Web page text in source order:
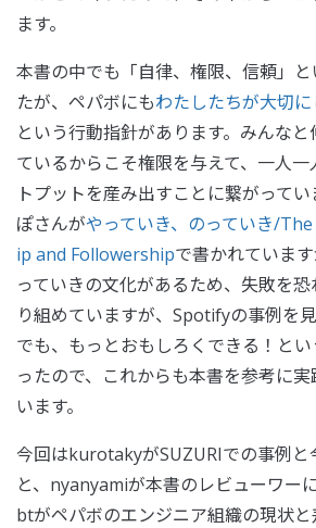
ます。
本書の中でも「自律、権限、信頼」
たが、ペパボにもわたしたちが大切
という行動指針があります。みんな
ているからこそ権限を与えて、一人
トプットを産み出すことに繋がって
ぽさんがやっていき、のっていき/
ip and Followershipで書かれていま
っていきの文化があるため、失敗を
り組めていますが、Spotifyの事例を
でも、もっとおもしろくできる！と
ったので、これからも本書を参考に
います。
今回はkurotakyがSUZURIでの事例と
と、nyanyamiが本書のレビューワー
btがペパボのエンジニア組織の現状と